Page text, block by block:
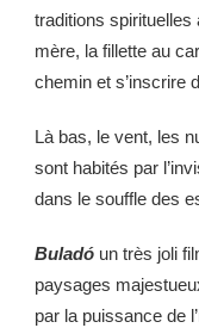
traditions
mère, la fillette au
chemin et s’inscrire
Là bas, le vent, les
sont habités par
dans le souffle des
Buladó un très joli
paysages
par la puissance de